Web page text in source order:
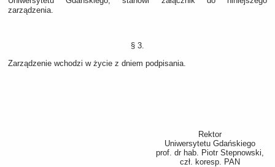
zarządzenia.
§ 3.
Zarządzenie wchodzi w życie z dniem podpisania.
Rektor
Uniwersytetu Gdańskiego
prof. dr hab. Piotr Stepnowski,
czł. koresp. PAN